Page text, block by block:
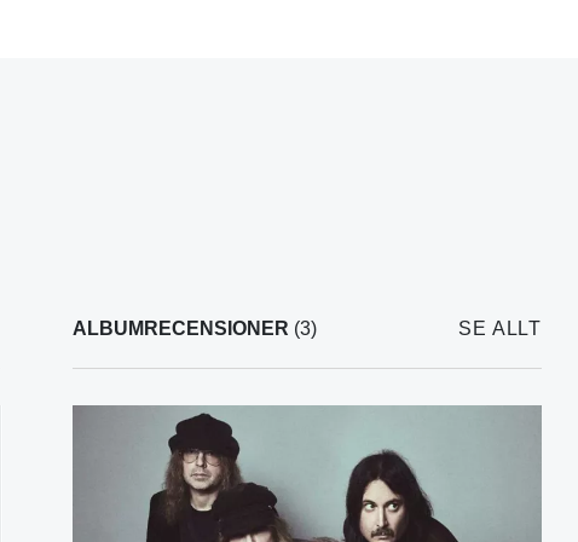
ALBUMRECENSIONER (3) SE ALLT